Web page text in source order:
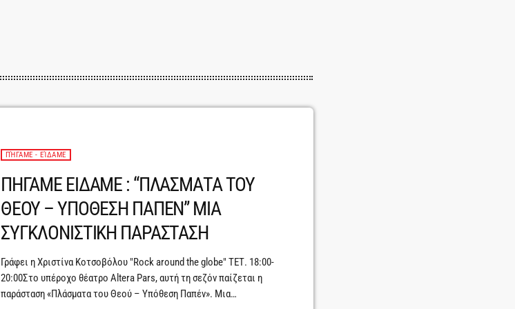
ΠΉΓΑΜΕ - ΕΊΔΑΜΕ
ΠΗΓΑΜΕ ΕΙΔΑΜΕ : “ΠΛΑΣΜΑΤΑ ΤΟΥ
ΘΕΟΥ – ΥΠΟΘΕΣΗ ΠΑΠΕΝ” ΜΙΑ
ΣΥΓΚΛΟΝΙΣΤΙΚΗ ΠΑΡΑΣΤΑΣΗ
Γράφει η Χριστίνα Κοτσοβόλου "Rock around the globe" ΤΕΤ. 18:00-
20:00Στο υπέροχο θέατρο Altera Pars, αυτή τη σεζόν παίζεται η
παράσταση «Πλάσματα του Θεού – Υπόθεση Παπέν». Μια